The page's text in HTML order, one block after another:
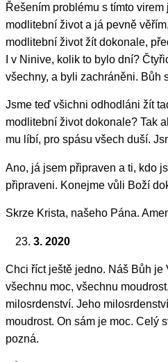
Řešením problému s tímto
modlitební život a já pevně
modlitební život žít dokonale,
I v Ninive, kolik to bylo dní?
všechny, a byli zachráněni. Bůh
Jsme teď všichni odhodláni žít
modlitební život dokonale? Tak
mu líbí, pro spásu všech duší.
Ano, já jsem připraven a ti, kdo
připraveni. Konejme vůli Boží
Skrze Krista, našeho Pána.
3. 2020
Chci říct ještě jedno. Náš Bůh je
všechnu moc, všechnu
milosrdenství. Jeho
moudrost. On sám je moc. Celý
pozná.